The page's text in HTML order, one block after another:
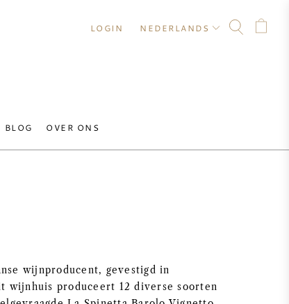
BLOG OVER ONS
LOGIN NEDERLANDS
wijnproducent, gevestigd in
wijnhuis produceert 12 diverse soorten